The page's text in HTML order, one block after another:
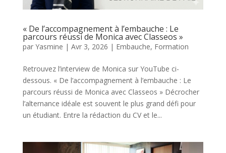
« De l’accompagnement à l’embauche : Le
parcours réussi de Monica avec Classeos »
par Yasmine | Avr 3, 2026 | Embauche, Formation
Retrouvez l’interview de Monica sur YouTube ci-
dessous. « De l’accompagnement à l’embauche : Le
parcours réussi de Monica avec Classeos » Décrocher
l’alternance idéale est souvent le plus grand défi pour
un étudiant. Entre la rédaction du CV et le...